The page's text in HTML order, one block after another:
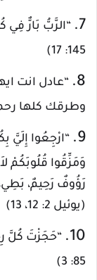
7.
“الرَّبُّ بَارٌّ فِي
145: 17)
8.
“عادل انت
وطرقك كلها
9.
“ارْجِعُوا إِلَيَّ
وَمَزِّقُوا قُلُوبَكُمْ
رَؤُوفٌ رَحِيمٌ،
(يوئيل 2: 12، 13)
10.
“حَجَزْتَ كُلَّ
85: 3)